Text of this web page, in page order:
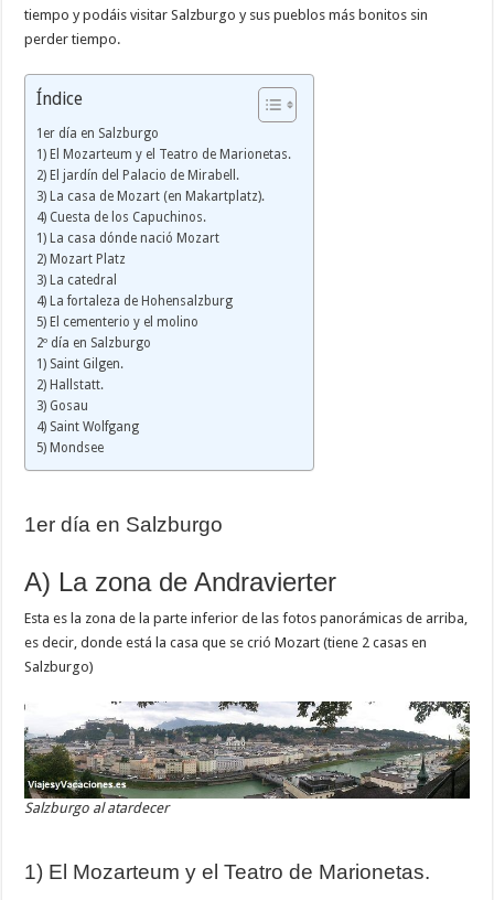
tiempo y podáis visitar Salzburgo y sus pueblos más bonitos sin
perder tiempo.
Índice
1er día en Salzburgo
1) El Mozarteum y el Teatro de Marionetas.
2) El jardín del Palacio de Mirabell.
3) La casa de Mozart (en Makartplatz).
4) Cuesta de los Capuchinos.
1) La casa dónde nació Mozart
2) Mozart Platz
3) La catedral
4) La fortaleza de Hohensalzburg
5) El cementerio y el molino
2º día en Salzburgo
1) Saint Gilgen.
2) Hallstatt.
3) Gosau
4) Saint Wolfgang
5) Mondsee
1er día en Salzburgo
A) La zona de Andravierter
Esta es la zona de la parte inferior de las fotos panorámicas de arriba,
es decir, donde está la casa que se crió Mozart (tiene 2 casas en
Salzburgo)
Salzburgo al atardecer
1) El Mozarteum y el Teatro de Marionetas.